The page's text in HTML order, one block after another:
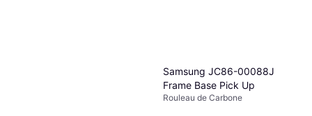
Samsung JC86-00088J
Frame Base Pick Up
Rouleau de Carbone